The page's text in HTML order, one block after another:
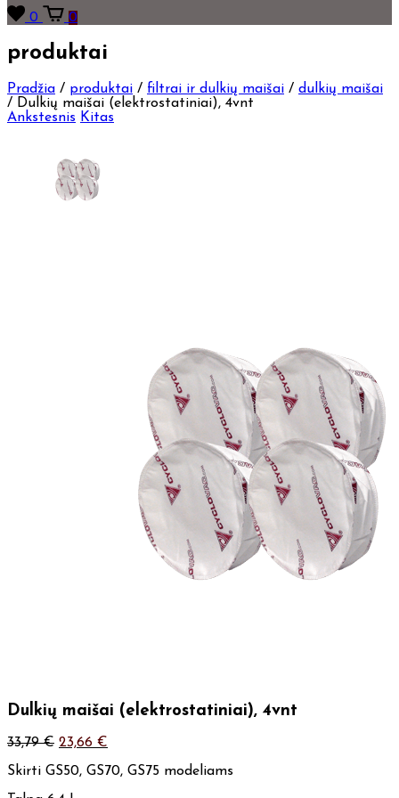
0 0
produktai
Pradžia / produktai / filtrai ir dulkių maišai / dulkių maišai
/ Dulkių maišai (elektrostatiniai), 4vnt
Ankstesnis Kitas
Dulkių maišai (elektrostatiniai), 4vnt
33,79€ 23,66 €
Skirti GS50, GS70, GS75 modeliams